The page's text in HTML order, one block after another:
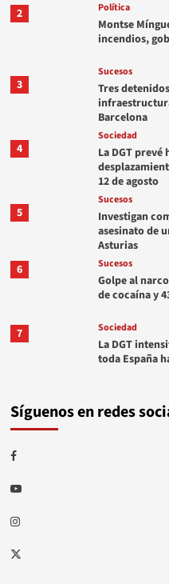
2 Política
Montse
incendios,
3
Sucesos
Tres
Barcelona
4
Sociedad
La DGT prevé
12 de agosto
5
Sucesos
Investigan
asesinato de
Asturias
6
Sucesos
Golpe al
de cocaína y
7 Sociedad
La DGT
toda España
Síguenos en redes
Facebook
Youtube
Instagram
Twitter